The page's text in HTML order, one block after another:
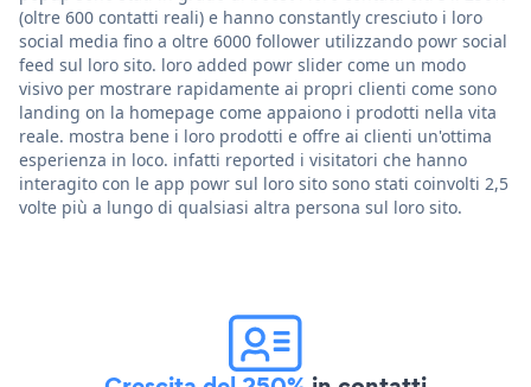
(oltre 600 contatti reali) e hanno constantly cresciuto i loro
social media fino a oltre 6000 follower utilizzando powr social
feed sul loro sito. loro added powr slider come un modo
visivo per mostrare rapidamente ai propri clienti come sono
landing on la homepage come appaiono i prodotti nella vita
reale. mostra bene i loro prodotti e offre ai clienti un'ottima
esperienza in loco. infatti reported i visitatori che hanno
interagito con le app powr sul loro sito sono stati coinvolti 2,5
volte più a lungo di qualsiasi altra persona sul loro sito.